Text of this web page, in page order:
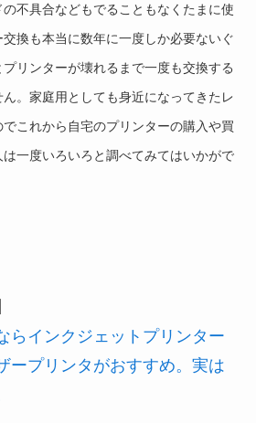
不具合などもでることもなくたまに使
換も本当に数年に一度しか必要ないぐ
リンターが壊れるまで一度も交換する
。家庭用としても身近になってきたレ
これから自宅のプリンターの購入や買
一度いろいろと調べてみてはいかがで
らインクジェットプリンター
ープリンタがおすすめ。実は